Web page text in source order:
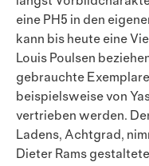
eine PH5 in den
kann bis heute eine
Louis Poulsen
gebrauchte
beispielsweise von
vertrieben werden.
Ladens, Achtgrad,
Dieter Rams